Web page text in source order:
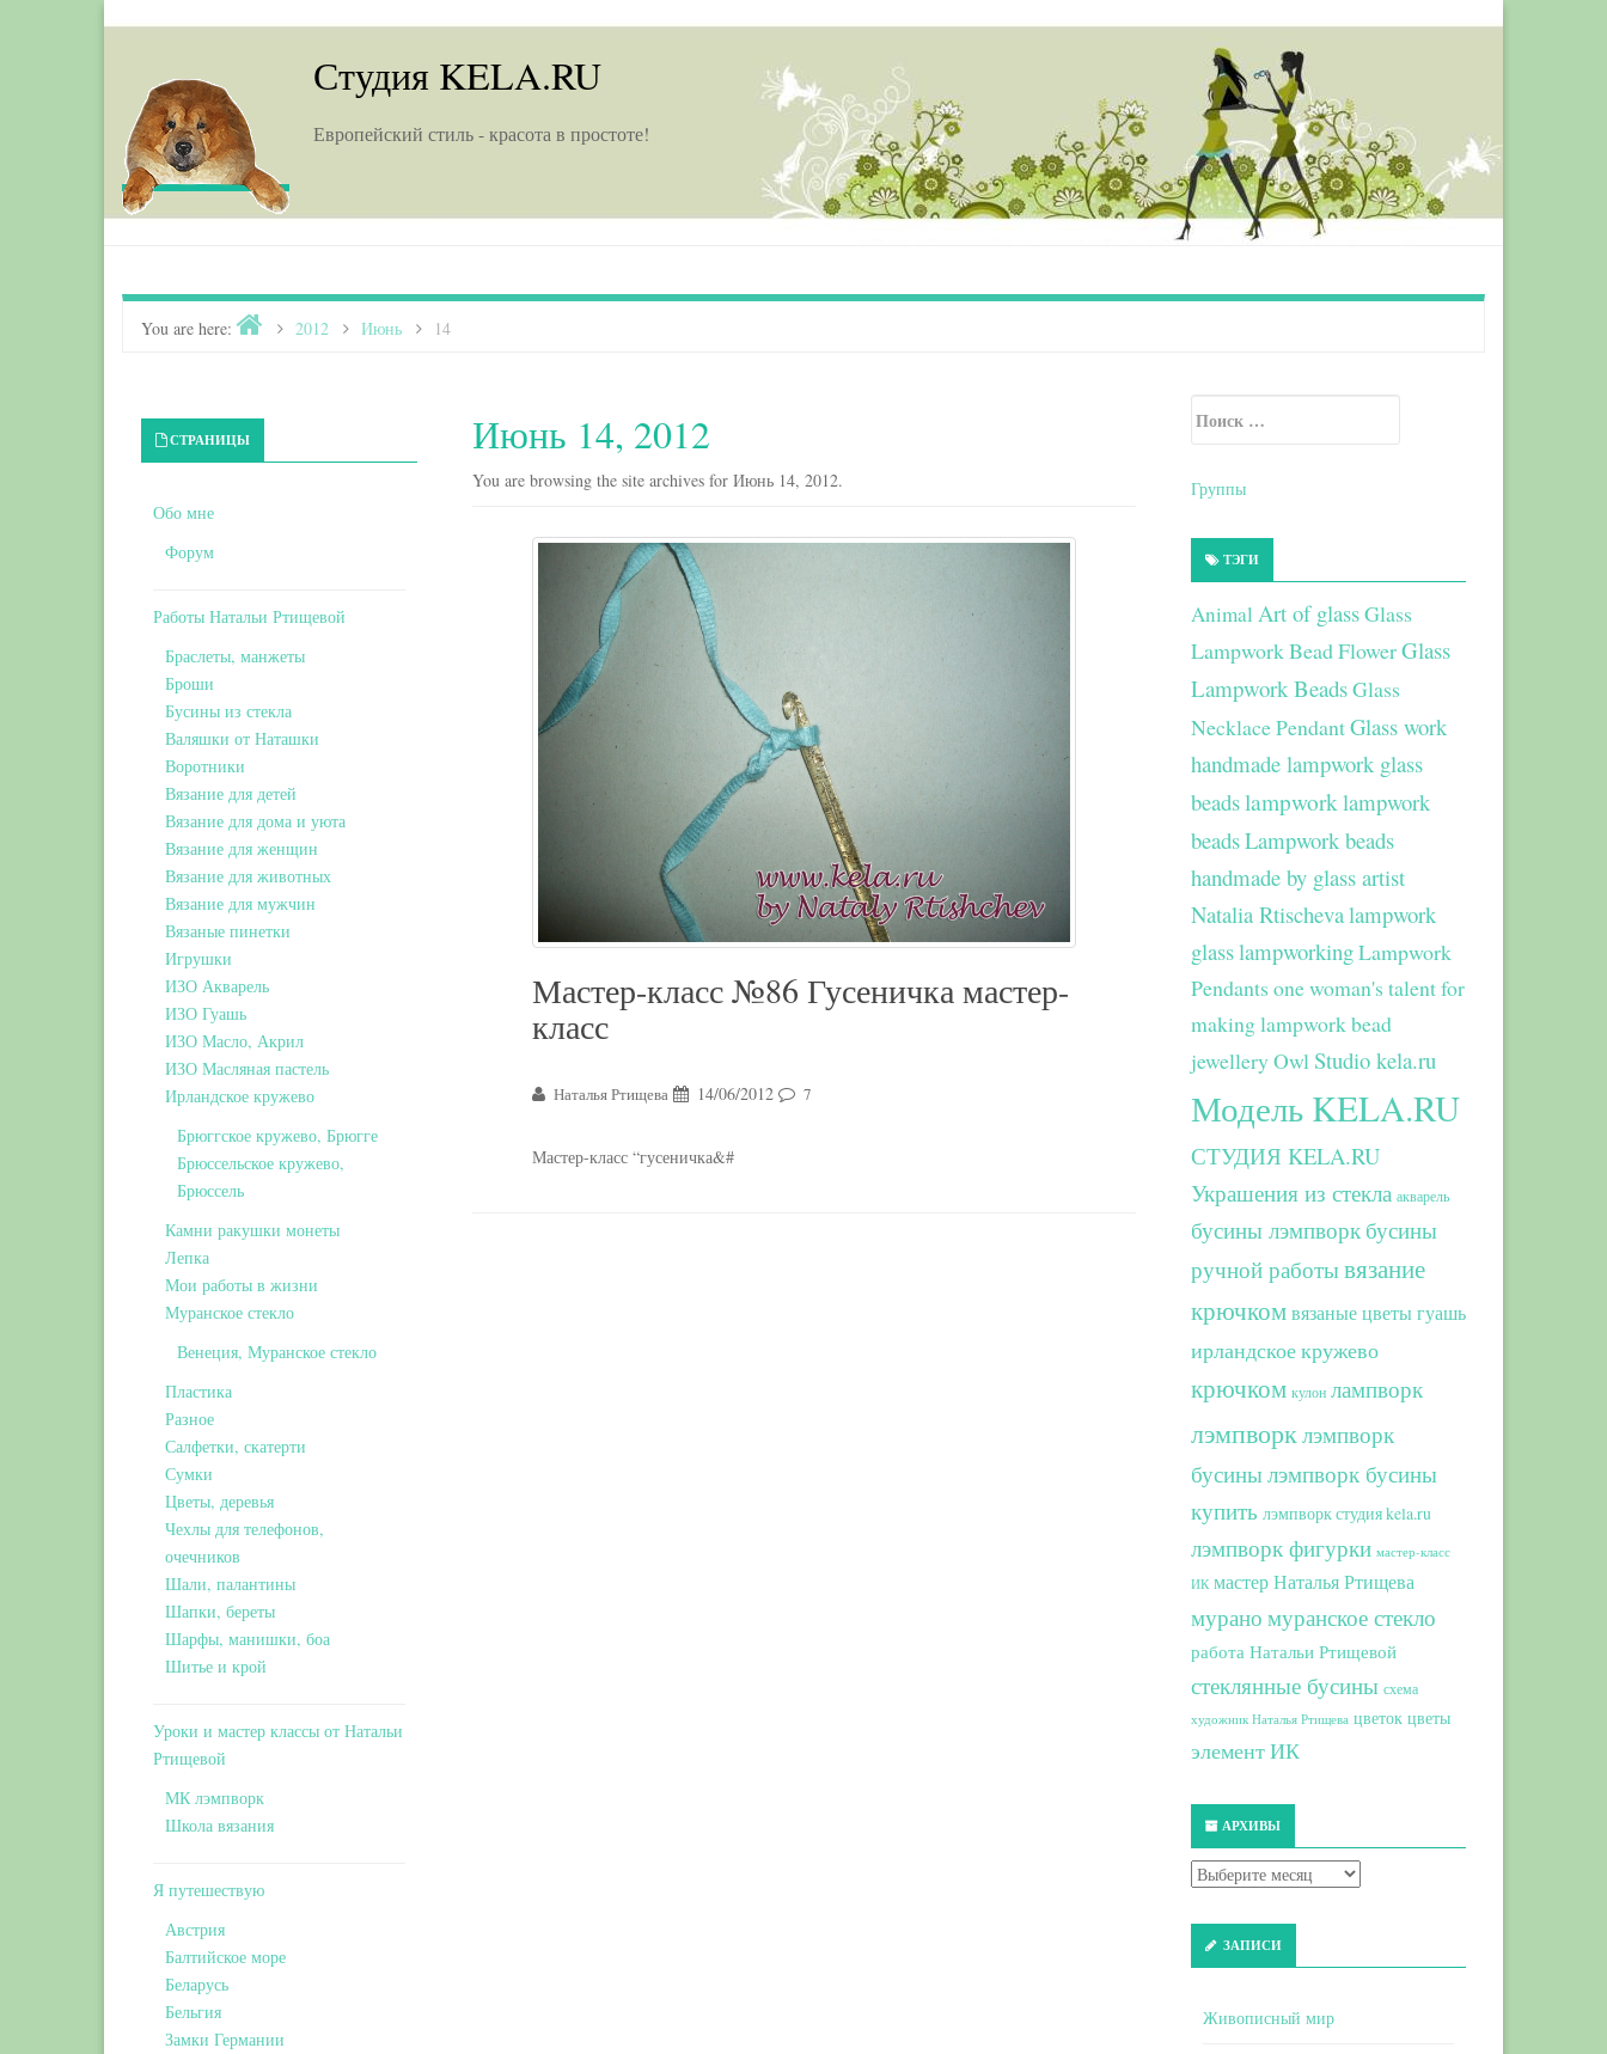
Студия KELA.RU
Европейский стиль - красота в простоте!
You are here: Home2012 Июнь 14
Июнь 14, 2012
You are browsing the site archives for Июнь 14, 2012.
Мастер-класс №86 Гусеничка мастер-
класс
Наталья Ртищева 14/06/2012 7
Мастер-класс “гусеничка&#
Primary Sidebar
СТРАНИЦЫ
Обо мне
Форум
Работы Натальи Ртищевой
Браслеты, манжеты
Броши
Бусины из стекла
Валяшки от Наташки
Воротники
Вязание для детей
Вязание для дома и уюта
Вязание для женщин
Вязание для животных
Вязание для мужчин
Вязаные пинетки
Игрушки
ИЗО Акварель
ИЗО Гуашь
ИЗО Масло, Акрил
ИЗО Масляная пастель
Ирландское кружево
Брюггское кружево, Брюгге
Брюссельское кружево,
Брюссель
Камни ракушки монеты
Лепка
Мои работы в жизни
Муранское стекло
Венеция, Муранское стекло
Пластика
Разное
Салфетки, скатерти
Сумки
Цветы, деревья
Чехлы для телефонов,
очечников
Шали, палантины
Шапки, береты
Шарфы, манишки, боа
Шитье и крой
Уроки и мастер классы от Натальи
Ртищевой
МК лэмпворк
Школа вязания
Я путешествую
Австрия
Балтийское море
Беларусь
Бельгия
Замки Германии
Secondary Sidebar
Группы
ТЭГИ
Animal Art of glassGlass
Lampwork Bead FlowerGlass
Lampwork BeadsGlass
Necklace PendantGlass work
handmade lampwork glass
beadslampworklampwork
beadsLampwork beads
handmade by glass artist
Natalia Rtischevalampwork
glasslampworkingLampwork
Pendants one woman's talent for
making lampwork bead
jewelleryOwlStudio kela.ru
Модель KELA.RU
СТУДИЯ KELA.RU
Украшения из стекла акварель
бусины лэмпворк бусины
ручной работывязание
крючком вязаные цветы гуашь
ирландское кружево
крючком кулон лампворк
лэмпворклэмпворк
бусинылэмпворк бусины
купить лэмпворк студия kela.ru
лэмпворк фигурки мастер-класс
ИК мастер Наталья Ртищева
мурано муранское стекло
работа Натальи Ртищевой
стеклянные бусины схема
художник Наталья Ртищева цветок цветы
элемент ИК
АРХИВЫ
ЗАПИСИ
Живописный мир